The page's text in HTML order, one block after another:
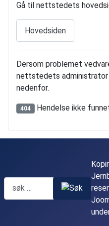
Gå til nettstedets
Hovedsiden
Dersom problemet
nettstedets
nedenfor.
404 Hendelse ikke